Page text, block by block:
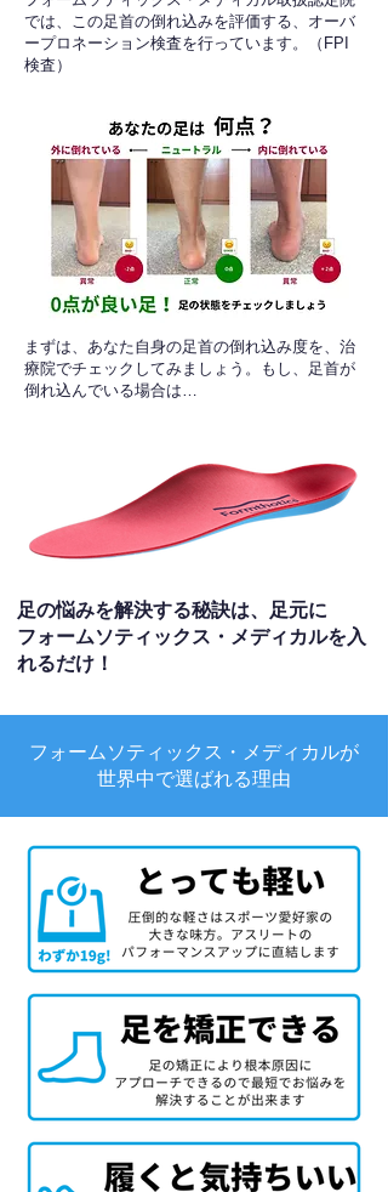
では、この足首の倒れ込みを評価する、オーバ
ープロネーション検査を行っています。（FPI
検査）​
​まずは、あなた自身の足首の倒れ込み度を、治
療院でチェックしてみましょう。もし、足首が
倒れ込んでいる場合は…
足の悩みを解決する秘訣は、足元に
フォームソティックス・メディカルを入
れるだけ！
フォームソティックス・メディカルが
世界中で選ばれる理由